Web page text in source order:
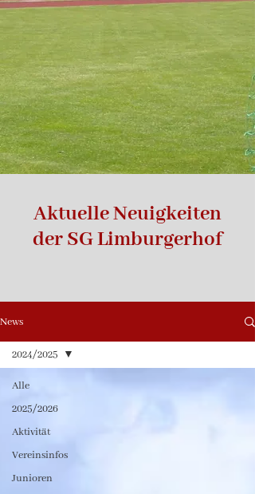
Aktuelle Neuigkeiten
der SG Limburgerhof
News
Alle
2025/2026
Aktivität
Vereinsinfos
Junioren
2024/2025